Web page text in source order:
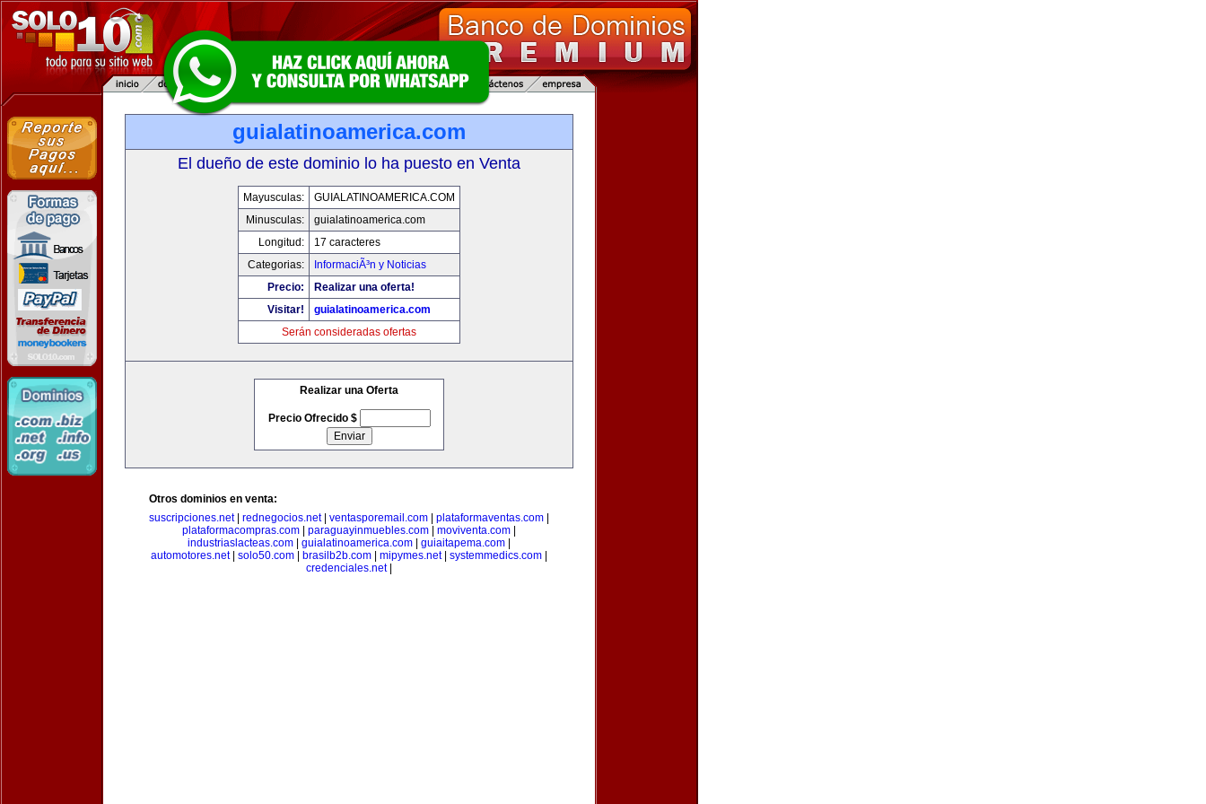
guialatinoamerica.com
El dueño de este dominio lo ha puesto en Venta
Mayusculas:
GUIALATINOAMERICA.COM
Minusculas:
guialatinoamerica.com
Longitud:
17 caracteres
Categorias:
InformaciÃ³n y Noticias
Precio:
Realizar una oferta!
Visitar!
guialatinoamerica.com
Serán consideradas ofertas
Realizar una Oferta
Precio Ofrecido $
Otros dominios en venta:
suscripciones.net| rednegocios.net| ventasporemail.com plataformaventas.com
plataformacompras.com
paraguayinmuebles.com moviventa.com
industriaslacteas.com
guialatinoamerica.com guiaitapema.com
automotores.net| solo50.com brasilb2b.com mipymes.net| systemmedics.com
credenciales.net|